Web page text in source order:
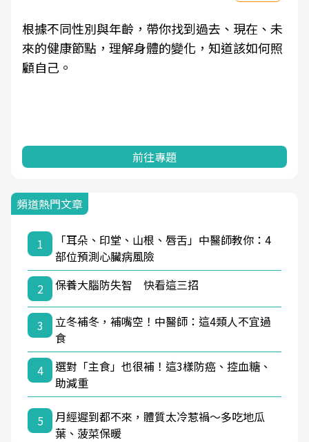
根據不同性別與年齡，帶你找到過去、現在、未
來的健康節點，理解身體的變化，知道該如何照
顧自己。
前往專題
頻道熱門文章
1
「耳朵、印堂、山根、唇舌」中醫師教你：4
部位預測心臟病風險
2
保養大腦防失智 快看這三招
3
立冬補冬，補嘴空！中醫師：這4類人不宜過
食
4
選對「主食」也很補！這3樣防癌、控血糖、
助減重
5
月經遲到都不來，體質太冷惹禍〜多吃地瓜
葉、菠菜保暖